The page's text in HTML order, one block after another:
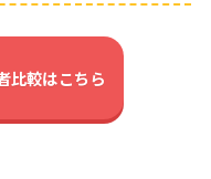
比較はこちら